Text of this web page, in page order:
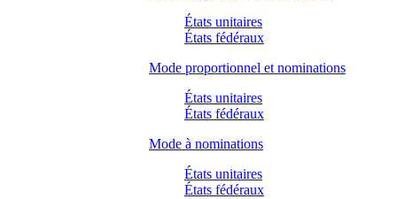
États unitaires
États fédéraux
Mode proportionnel et nominations
États unitaires
États fédéraux
Mode à nominations
États unitaires
États fédéraux